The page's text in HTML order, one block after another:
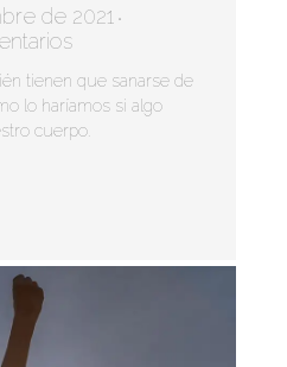
de 2021 •
tienen que sanarse de
lo haríamos si algo
cuerpo.